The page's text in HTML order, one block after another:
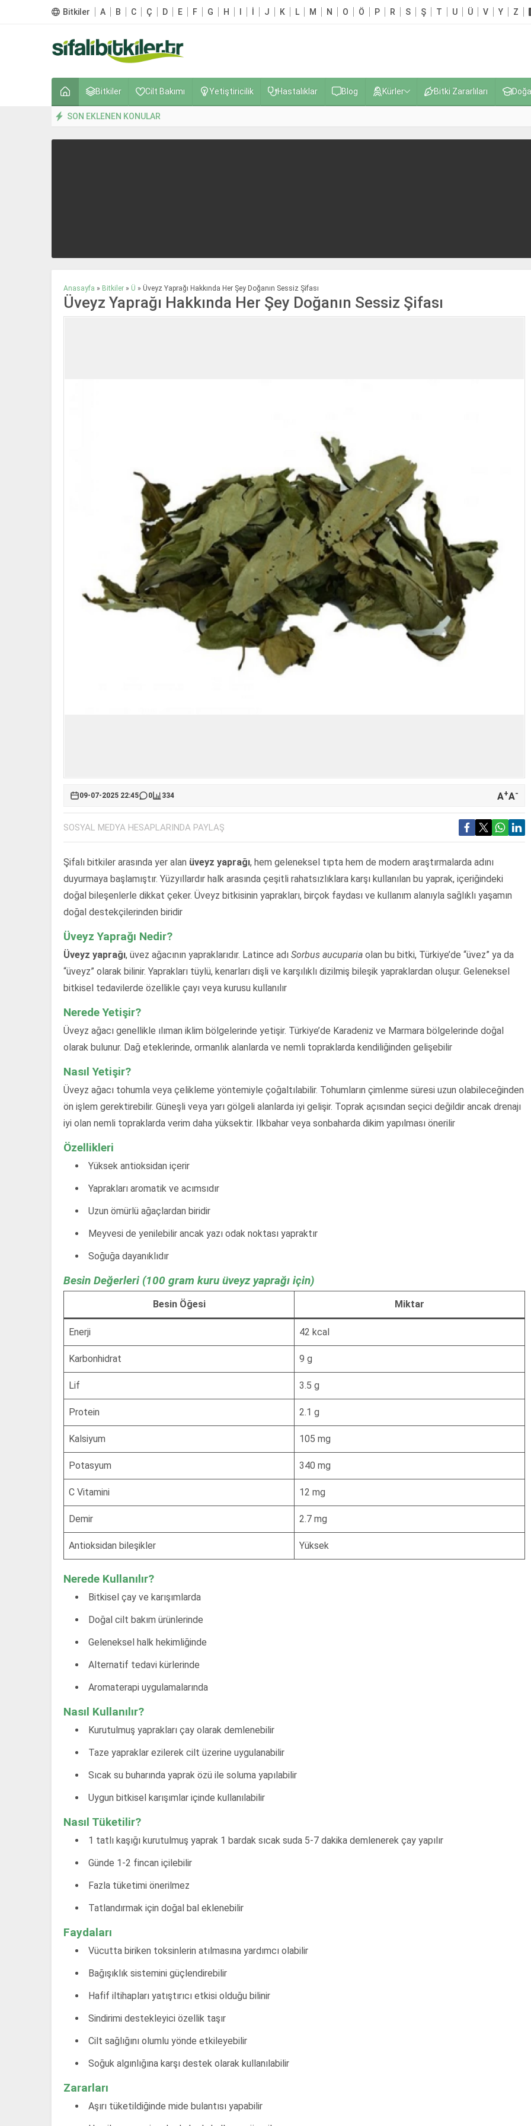
Bitkiler A B C Ç D E F G H J K L M N O Ö P R S Ş T U Ü V Y Z
Bitkiler Cilt Bakımı Yetiştiricilik Hastalıklar Blog Kürler Bitki Zararlıları
SON EKLENEN KONULAR
Anasayfa » Bitkiler » Ü » Üveyz Yaprağı Hakkında Her Şey Doğanın Sessiz Şifası
Üveyz Yaprağı Hakkında Her Şey Doğanın Sessiz Şifası
09-07-2025 22:45 0 334 A+A-
SOSYAL MEDYA HESAPLARINDA PAYLAŞ
Şifalı bitkiler arasında yer alan üveyz yaprağı, hem geleneksel tıpta hem de modern araştırmalarda adını
duyurmaya başlamıştır. Yüzyıllardır halk arasında çeşitli rahatsızlıklara karşı kullanılan bu yaprak, içeriğindeki
doğal bileşenlerle dikkat çeker. Üveyz bitkisinin yaprakları, birçok faydası ve kullanım alanıyla sağlıklı yaşamın
doğal destekçilerinden biridir
Üveyz Yaprağı Nedir?
Üveyz yaprağı, üvez ağacının yapraklarıdır. Latince adı Sorbus aucuparia olan bu bitki, Türkiye’de “üvez” ya da
“üveyz” olarak bilinir. Yaprakları tüylü, kenarları dişli ve karşılıklı dizilmiş bileşik yapraklardan oluşur. Geleneksel
bitkisel tedavilerde özellikle çayı veya kurusu kullanılır
Nerede Yetişir?
Üveyz ağacı genellikle ılıman iklim bölgelerinde yetişir. Türkiye’de Karadeniz ve Marmara bölgelerinde doğal
olarak bulunur. Dağ eteklerinde, ormanlık alanlarda ve nemli topraklarda kendiliğinden gelişebilir
Nasıl Yetişir?
Üveyz ağacı tohumla veya çelikleme yöntemiyle çoğaltılabilir. Tohumların çimlenme süresi uzun olabileceğinden
ön işlem gerektirebilir. Güneşli veya yarı gölgeli alanlarda iyi gelişir. Toprak açısından seçici değildir ancak drenajı
iyi olan nemli topraklarda verim daha yüksektir. Ilkbahar veya sonbaharda dikim yapılması önerilir
Özellikleri
Yüksek antioksidan içerir
Yaprakları aromatik ve acımsıdır
Uzun ömürlü ağaçlardan biridir
Meyvesi de yenilebilir ancak yazı odak noktası yapraktır
Soğuğa dayanıklıdır
Besin Değerleri (100 gram kuru üveyz yaprağı için)
Besin Öğesi Miktar
Enerji 42 kcal
Karbonhidrat 9 g
Lif 3.5 g
Protein 2.1 g
Kalsiyum 105 mg
Potasyum 340 mg
C Vitamini 12 mg
Demir 2.7 mg
Antioksidan bileşikler Yüksek
Nerede Kullanılır?
Bitkisel çay ve karışımlarda
Doğal cilt bakım ürünlerinde
Geleneksel halk hekimliğinde
Alternatif tedavi kürlerinde
Aromaterapi uygulamalarında
Nasıl Kullanılır?
Kurutulmuş yaprakları çay olarak demlenebilir
Taze yapraklar ezilerek cilt üzerine uygulanabilir
Sıcak su buharında yaprak özü ile soluma yapılabilir
Uygun bitkisel karışımlar içinde kullanılabilir
Nasıl Tüketilir?
1 tatlı kaşığı kurutulmuş yaprak 1 bardak sıcak suda 5-7 dakika demlenerek çay yapılır
Günde 1-2 fincan içilebilir
Fazla tüketimi önerilmez
Tatlandırmak için doğal bal eklenebilir
Faydaları
Vücutta biriken toksinlerin atılmasına yardımcı olabilir
Bağışıklık sistemini güçlendirebilir
Hafif iltihapları yatıştırıcı etkisi olduğu bilinir
Sindirimi destekleyici özellik taşır
Cilt sağlığını olumlu yönde etkileyebilir
Soğuk algınlığına karşı destek olarak kullanılabilir
Zararları
Aşırı tüketildiğinde mide bulantısı yapabilir